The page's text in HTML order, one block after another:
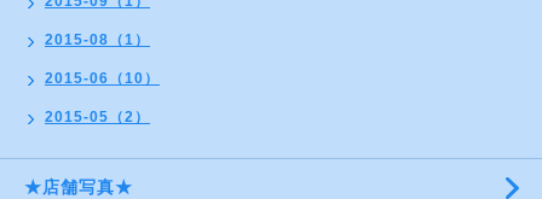
2015-08（1）
2015-06（10）
2015-05（2）
★店舗写真★